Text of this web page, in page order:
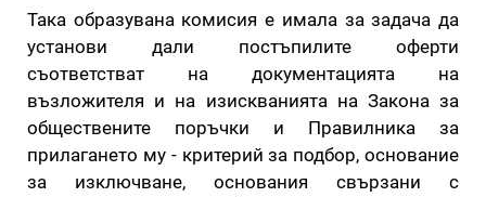
Така образувана комисия е имала за задача да
установи дали постъпилите оферти
съответстват на документацията на
възложителя и на изискванията на Закона за
обществените поръчки и Правилника за
прилагането му - критерий за подбор, основание
за изключване, основания свързани с